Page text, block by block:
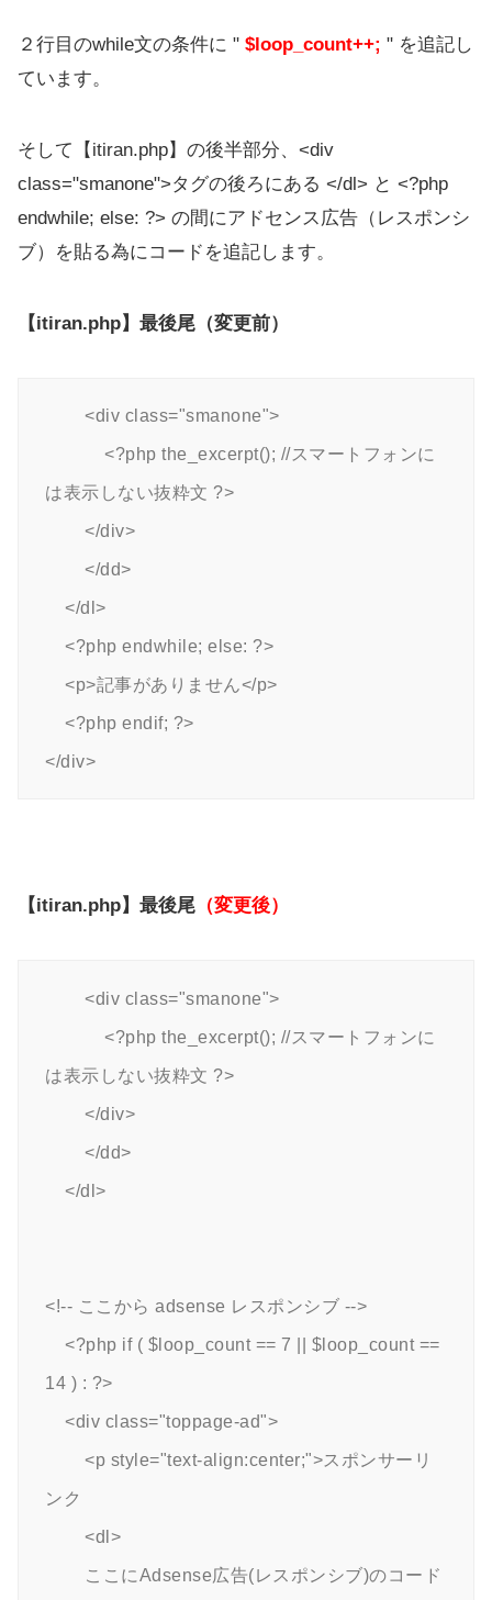
２行目のwhile文の条件に " $loop_count++; " を追記し
ています。
そして【itiran.php】の後半部分、<div
class="smanone">タグの後ろにある </dl> と <?php
endwhile; else: ?> の間にアドセンス広告（レスポンシ
ブ）を貼る為にコードを追記します。
【itiran.php】最後尾（変更前）
        <div class="smanone">
            <?php the_excerpt(); //スマートフォンに
は表示しない抜粋文 ?>
        </div>
        </dd>
    </dl>
    <?php endwhile; else: ?>
    <p>記事がありません</p>
    <?php endif; ?>
</div>
【itiran.php】最後尾 （変更後）
        <div class="smanone">
            <?php the_excerpt(); //スマートフォンに
は表示しない抜粋文 ?>
        </div>
        </dd>
    </dl>
<!-- ここから adsense レスポンシブ -->
    <?php if ( $loop_count == 7 || $loop_count ==
14 ) : ?>
    <div class="toppage-ad">
        <p style="text-align:center;">スポンサーリ
ンク
        <dl>